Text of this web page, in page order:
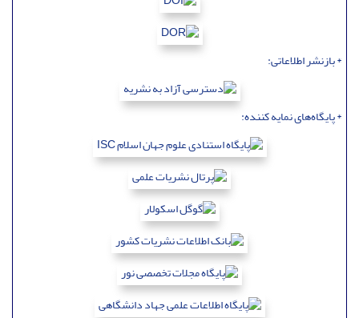
* بازنشر اطلاعاتی:
* پایگاه‌های نمایه کننده: